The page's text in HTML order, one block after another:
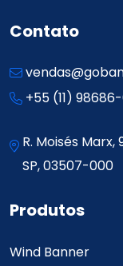
Contato
+55 (11)
R. Moisés
SP, 03507-000
Produtos
Wind Banner